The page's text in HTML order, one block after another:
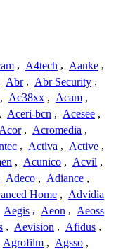
, A4tech , Aanke ,
Abr , Abr Security ,
, Ac38xx , Acam ,
, Aceri-bcn , Acesee ,
Acor , Acromedia ,
, Activa , Active ,
, Acunico , Acvil ,
Adeco , Adiance ,
Home , Advidia
Aegis , Aeon , Aeoss
, Aevision , Afidus ,
Agrofilm , Agsso ,